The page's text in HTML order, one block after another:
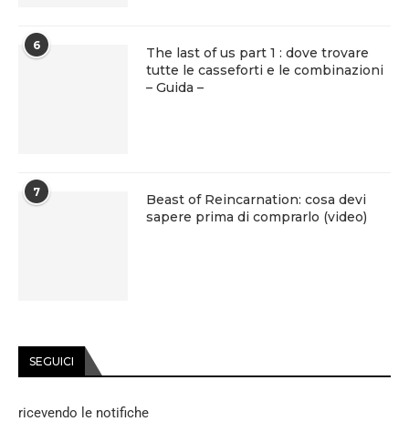
6
The last of us part 1 : dove trovare
tutte le casseforti e le combinazioni
– Guida –
7
Beast of Reincarnation: cosa devi
sapere prima di comprarlo (video)
SEGUICI
ricevendo le notifiche